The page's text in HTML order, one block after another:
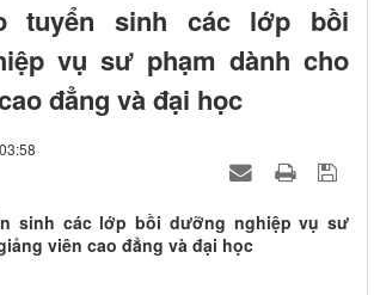
tuyển sinh các lớp bồi
vụ sư phạm dành cho
đẳng và đại học
sinh các lớp bồi dưỡng nghiệp vụ sư
viên cao đẳng và đại học